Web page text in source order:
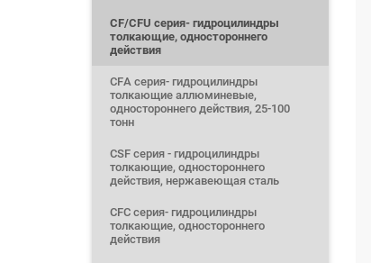
CF/CFU серия- гидроцилиндры
толкающие, одностороннего
действия
CFА серия- гидроцилиндры
толкающие аллюминевые,
одностороннего действия, 25-100
тонн
CSF серия - гидроцилиндры
толкающие, одностороннего
действия, нержавеющая сталь
CFС серия- гидроцилиндры
толкающие, одностороннего
действия